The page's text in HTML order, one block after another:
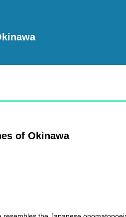
of Okinawa